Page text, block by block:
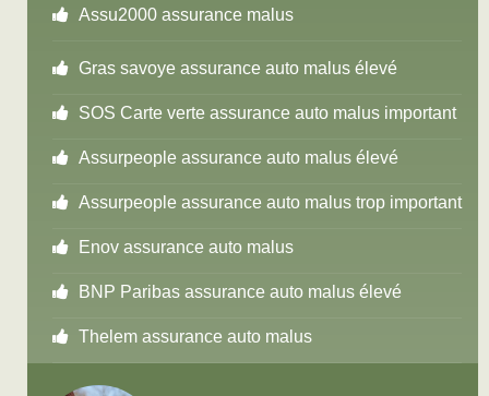
Assu2000 assurance malus
Gras savoye assurance auto malus élevé
SOS Carte verte assurance auto malus important
Assurpeople assurance auto malus élevé
Assurpeople assurance auto malus trop important
Enov assurance auto malus
BNP Paribas assurance auto malus élevé
Thelem assurance auto malus